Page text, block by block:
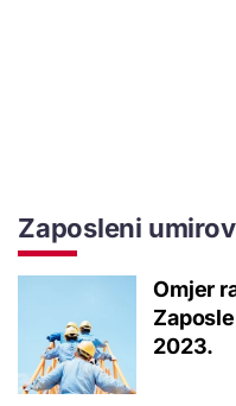
Zaposleni
Omjer
2023.